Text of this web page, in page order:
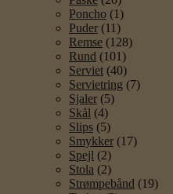
Poncho (1)
Puder (11)
Remse (128)
Rund (101)
Serviet (40)
Servietring (7)
Sjaler (5)
Skål (4)
Slips (5)
Smykker (17)
Spejl (2)
Stola (2)
Strømpebånd (19)